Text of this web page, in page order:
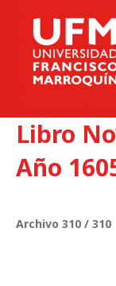
Libro
Año
Archivo 310 / 310